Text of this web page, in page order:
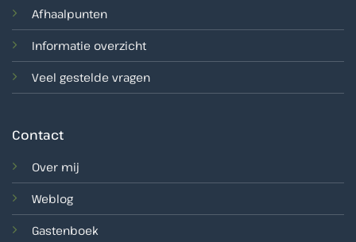
Afhaalpunten
Informatie overzicht
Veel gestelde vragen
Contact
Over mij
Weblog
Gastenboek